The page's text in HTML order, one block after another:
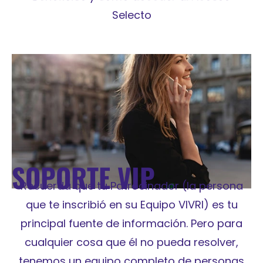
Selecto
SOPORTE VIP
Recuerda que tu Patrocinador (la persona
que te inscribió en su Equipo VIVRI) es tu
principal fuente de información. Pero para
cualquier cosa que él no pueda resolver,